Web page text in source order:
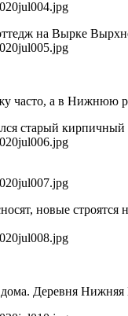
на Вырке
часто, а в Нижнюю
старый кирпичный
новые строятся
Деревня Нижняя